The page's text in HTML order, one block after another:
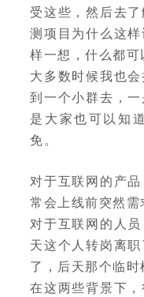
受这些，然后去
测项目为什么这
样一想，什么都可
大多数时候我也
到一个小群去，
是大家也可以知
免。
对于互联网的产
常会上线前突然需
对于互联网的人
天这个人转岗离
了，后天那个临时
在这两些背景下